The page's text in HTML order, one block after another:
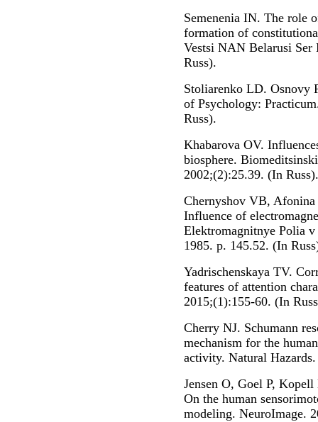
Semenenia IN. The role
formation of
Vestsi NAN Belarusi
Russ).
Stoliarenko LD. Osnovy
of Psychology:
Russ).
Khabarova OV.
biosphere.
2002;(2):25.39. (In Russ).
Chernyshov VB,
Influence of
Elektromagnitnye Polia
1985. p. 145.52. (In
Yadrischenskaya TV.
features of attention
2015;(1):155-60. (In
Cherry NJ. Schumann
mechanism for the
activity. Natural
Jensen O, Goel P,
On the human
modeling. NeuroImage.